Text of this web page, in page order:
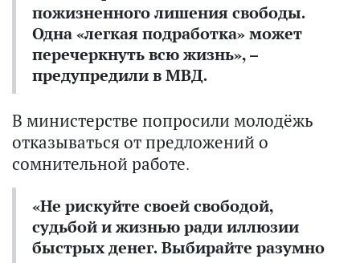
пожизненного лишения свободы.
Одна «легкая подработка» может
перечеркнуть всю жизнь», –
предупредили в МВД.
В министерстве попросили молодёжь
отказываться от предложений о
сомнительной работе.
«Не рискуйте своей свободой,
судьбой и жизнью ради иллюзии
быстрых денег. Выбирайте разумно